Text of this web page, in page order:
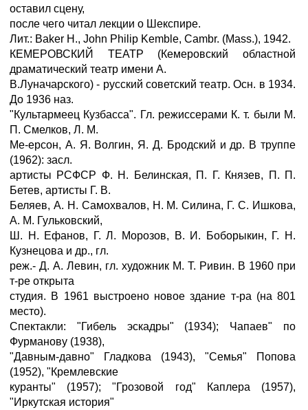
оставил сцену,
после чего читал лекции о Шекспире.
Лит.: Baker H., John Philip Kemble, Cambr. (Mass.), 1942.
КЕМЕРОВСКИЙ ТЕАТР (Кемеровский областной
драматический театр имени А.
В.Луначарского) - русский советский театр. Осн. в 1934.
До 1936 наз.
"Культармеец Кузбасса". Гл. режиссерами К. т. были М.
П. Смелков, Л. М.
Ме-ерсон, А. Я. Волгин, Я. Д. Бродский и др. В труппе
(1962): засл.
артисты РСФСР Ф. Н. Белинская, П. Г. Князев, П. П.
Бетев, артисты Г. В.
Беляев, А. Н. Самохвалов, Н. М. Силина, Г. С. Ишкова,
А. М. Гульковский,
Ш. Н. Ефанов, Г. Л. Морозов, В. И. Боборыкин, Г. Н.
Кузнецова и др., гл.
реж.- Д. А. Левин, гл. художник М. Т. Ривин. В 1960 при
т-ре открыта
студия. В 1961 выстроено новое здание т-ра (на 801
место).
Спектакли: "Гибель эскадры" (1934); Чапаев" по
Фурманову (1938),
"Давным-давно" Гладкова (1943), "Семья" Попова
(1952), "Кремлевские
куранты" (1957); "Грозовой год" Каплера (1957),
"Иркутская история"